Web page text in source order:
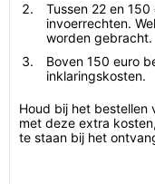
Tussen 22 en
invoerrechten.
worden gebracht.
Boven 150 euro
inklaringskosten.
Houd bij het bestellen
met deze extra
te staan bij het